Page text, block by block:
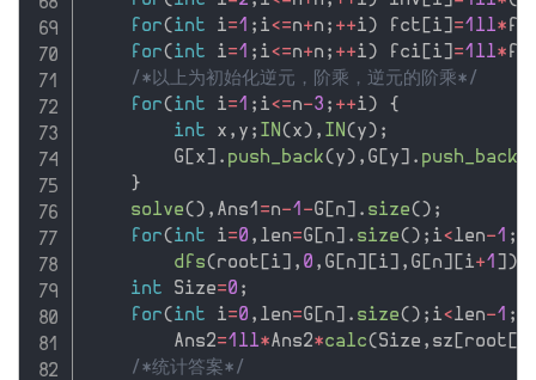
for(int i=1 ; i<=n+n ; ++i) fct [i] =1ll*
for(int i=1 ; i<=n+n ; ++i) fci [i] =1ll*
/*以上为初始化逆元，阶乘，逆元的阶乘*/
for(int i=1 ; i<=n-3 ; ++i)
{
int x , y ; IN(x) , IN(y) ;
        G
[x] . push_back(y) , G [y] . push_back
}
solve() , Ans1 =n-1 -G [n] . size() ;
for(int i=0 , len=G [n] . size() ; i<len-1 ;
dfs(root [i] , 0 , G [n] [i] , G [n] [i+1 ] )
int Size=0 ;
for(int i=0 , len=G [n] . size() ; i<len-1 ;
        Ans2
=1ll*Ans2*calc(Size , sz [root [
/*统计答案*/